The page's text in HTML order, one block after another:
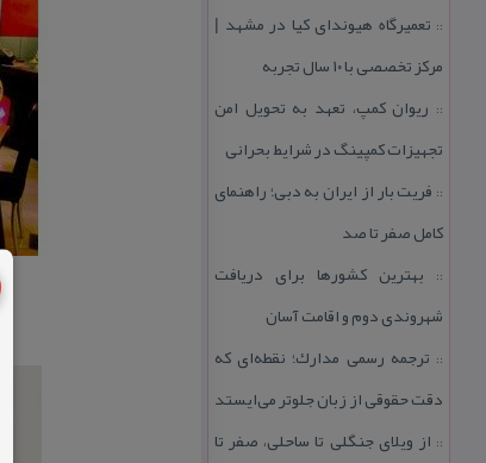
:: تعمیرگاه هیوندای كیا در مشهد |
مركز تخصصی با ۱۰ سال تجربه
:: ریوان كمپ، تعهد به تحویل امن
تجهیزات كمپینگ در شرایط بحرانی
:: فریت بار از ایران به دبی؛ راهنمای
كامل صفر تا صد
:: بهترین كشورها برای دریافت
شهروندی دوم و اقامت آسان
:: ترجمه رسمی مدارك؛ نقطه‌ای كه
دقت حقوقی از زبان جلوتر می‌ایستد
:: از ویلای جنگلی تا ساحلی، صفر تا